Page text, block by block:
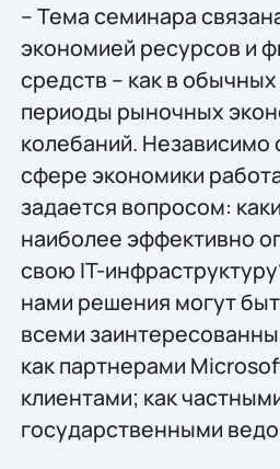
– Тема семинара
экономией ресурсов и
средств – как в обычных
периоды рыночных
колебаний. Независимо
сфере экономики
задается вопросом:
наиболее эффективно
свою IT-
нами решения могут
всеми
как партнерами
клиентами; как
государственными